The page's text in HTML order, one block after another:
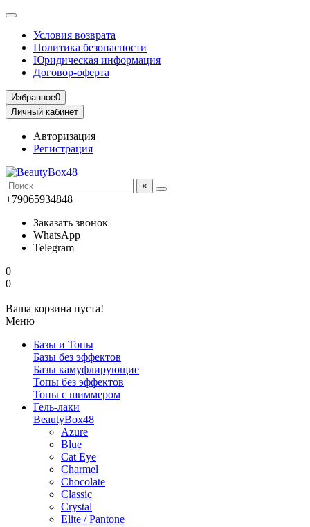
Условия возврата
Политика безопасности
Юридическая информация
Договор-оферта
Избранное0
Личный кабинет
Авторизация
Регистрация
×
+79065934848
Заказать звонок
WhatsApp
Telegram
0
0
Ваша корзина пуста!
Меню
Базы и Топы
Базы без эффектов
Базы камуфлирующие
Топы без эффектов
Топы с шиммером
Гель-лаки
BeautyBox48
Azure
Blue
Cat Eye
Charmel
Chocolate
Classic
Crystal
Elite / Pantone